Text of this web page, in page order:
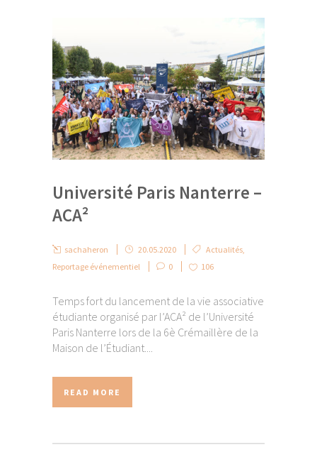
Université Paris Nanterre –
ACA²
sachaheron 20.05.2020 Actualités
Reportage événementiel
0 106
Temps fort du lancement de la vie associative
étudiante organisé par l’ACA² de l’Université
Paris Nanterre lors de la 6è Crémaillère de la
Maison de l’Étudiant....
READ MORE